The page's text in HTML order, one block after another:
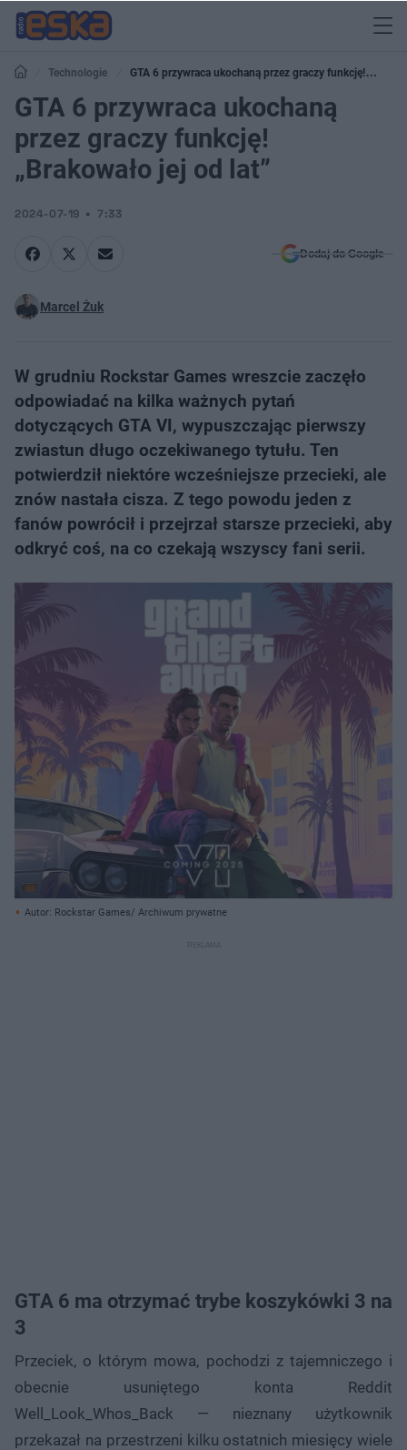
Technologie
GTA 6 przywraca ukochaną przez graczy funkcję!
„Brakowało jej od lat”
GTA 6 przywraca ukochaną
przez graczy funkcję!
„Brakowało jej od lat”
2024-07-19 7:33
Dodaj do Google
Marcel Żuk
W grudniu Rockstar Games wreszcie zaczęło
odpowiadać na kilka ważnych pytań
dotyczących GTA VI, wypuszczając pierwszy
zwiastun długo oczekiwanego tytułu. Ten
potwierdził niektóre wcześniejsze przecieki, ale
znów nastała cisza. Z tego powodu jeden z
fanów powrócił i przejrzał starsze przecieki, aby
odkryć coś, na co czekają wszyscy fani serii.
Autor: Rockstar Games/ Archiwum prywatne
GTA 6 ma otrzymać trybe koszykówki 3 na
3
Przeciek, o którym mowa, pochodzi z tajemniczego i
obecnie usuniętego konta Reddit
Well_Look_Whos_Back — nieznany użytkownik
przekazał na przestrzeni kilku ostatnich miesięcy wiele